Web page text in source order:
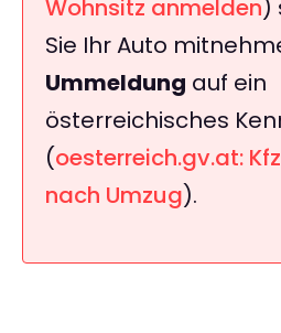
Wohnsitz anmelden)
Sie Ihr Auto
Ummeldung auf ein
österreichisches
(oesterreich.gv.at:
nach Umzug).